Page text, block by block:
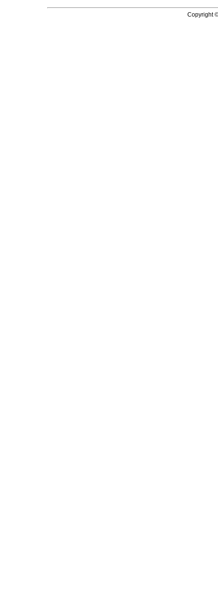
Copyright